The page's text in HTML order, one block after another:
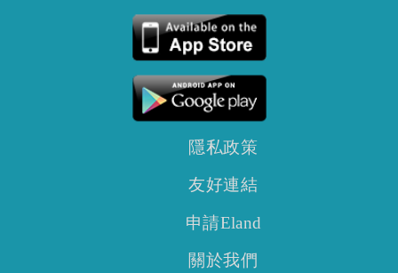
隱私政策
友好連結
申請Eland
關於我們